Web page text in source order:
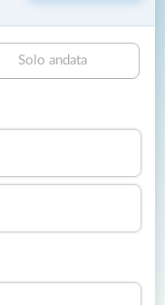
Solo andata